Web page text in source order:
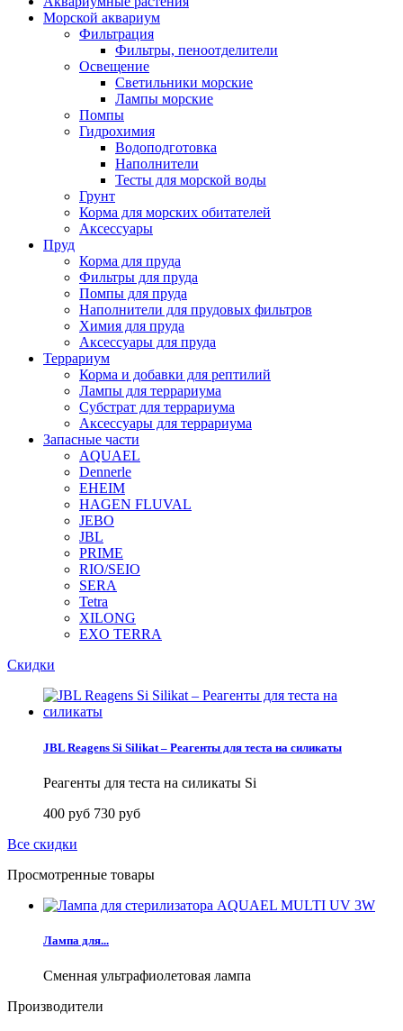
Морской аквариум
Фильтрация
Фильтры, пеноотделители
Освещение
Светильники морские
Лампы морские
Помпы
Гидрохимия
Водоподготовка
Наполнители
Тесты для морской воды
Грунт
Корма для морских обитателей
Аксессуары
Пруд
Корма для пруда
Фильтры для пруда
Помпы для пруда
Наполнители для прудовых фильтров
Химия для пруда
Аксессуары для пруда
Террариум
Корма и добавки для рептилий
Лампы для террариума
Субстрат для террариума
Аксессуары для террариума
Запасные части
AQUAEL
Dennerle
EHEIM
HAGEN FLUVAL
JEBO
JBL
PRIME
RIO/SEIO
SERA
Tetra
XILONG
EXO TERRA
Скидки
JBL Reagens Si Silikat – Реагенты для теста на силикаты
Реагенты для теста на силикаты Si
400 руб 730 руб
Все скидки
Просмотренные товары
Лампа для...
Сменная ультрафиолетовая лампа
Производители